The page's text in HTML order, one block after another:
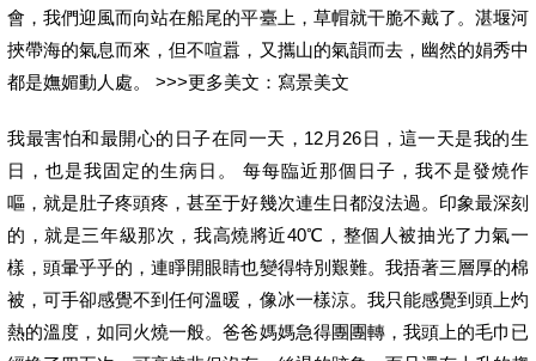
會，我們迎風而向站在船尾的平臺上，草帽就干脆不戴了。湛堰河
挾帶海的氣息而來，但不喧囂，又攜山的氣韻而去，幽然的娟秀中
都是嫵媚動人處。 >>>更多美文：寫景美文
我最害怕和最開心的日子在同一天，12月26日，這一天是我的生
日，也是我固定的生病日。 每每臨近那個日子，我不是發燒作
嘔，就是肚子疼頭疼，甚至于好幾次連生日都沒法過。印象最深刻
的，就是三年級那次，我高燒將近40℃，整個人被抽光了力氣一
樣，頭暈乎乎的，連睜開眼睛也變得特別艱難。我捂著三層厚的棉
被，可手卻感覺不到任何溫暖，像冰一樣涼。我只能感覺到頭上灼
熱的溫度，如同火燒一般。爸爸媽媽急得團團轉，我頭上的毛巾已